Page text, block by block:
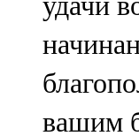
вашим